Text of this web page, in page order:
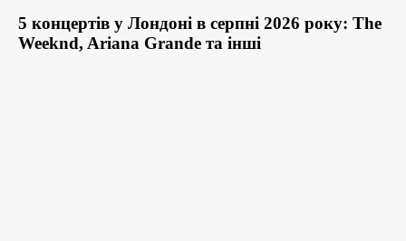
5 концертів у Лондоні в серпні 2026 року: The
Weeknd, Ariana Grande та інші